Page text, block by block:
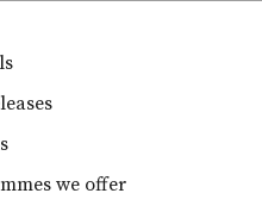
we offer